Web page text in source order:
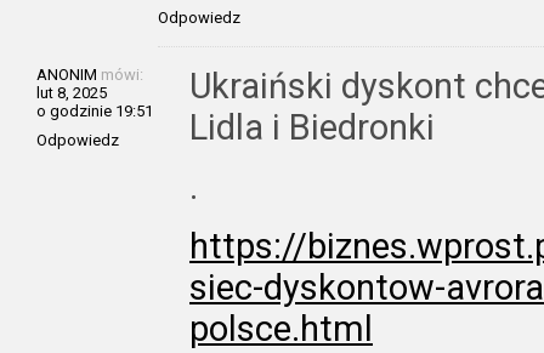
Odpowiedz
ANONIM mówi:
lut 8, 2025
o godzinie 19:51
Odpowiedz
Ukraiński dyskont
Lidla i Biedronki
.
https://
siec-dyskontow-
polsce.html